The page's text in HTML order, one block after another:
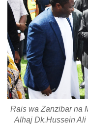
Rais wa Zanzibar na
Alhaj Dk.Hussein